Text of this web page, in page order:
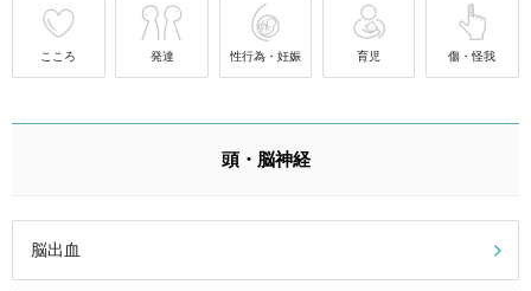
こころ 発達 性行為・妊娠 育児 傷・怪我
頭・脳神経
脳出血